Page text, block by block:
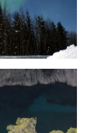
durch die